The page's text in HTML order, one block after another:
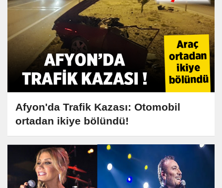
Afyon'da Trafik Kazası: Otomobil
ortadan ikiye bölündü!